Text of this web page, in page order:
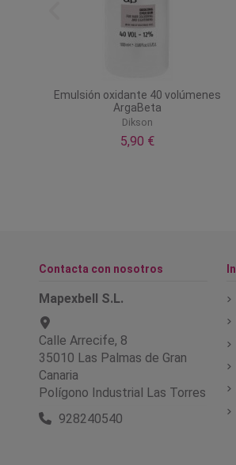
Emulsión oxidante 40 volúmenes
ArgaBeta
Dikson
5,90 €
Contacta con nosotros
Mapexbell S.L.
Calle Arrecife, 8
35010 Las Palmas de Gran
Canaria
Polígono Industrial Las Torres
928240540